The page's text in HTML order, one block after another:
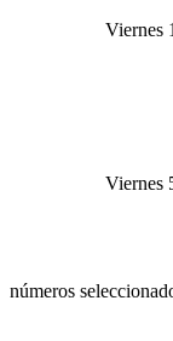
Viernes
Viernes
números